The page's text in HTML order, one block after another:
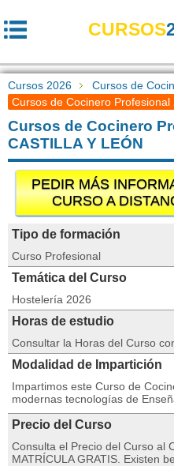
CURSOS
Cursos 2026
Cursos de
Cursos de Cocinero
Cursos de Cocinero
CASTILLA Y LEÓN
PEDIR MÁS
CURSO A
Tipo de formación
Curso Profesional
Temática del Curso
Hostelería 2026
Horas de estudio
Consultar la Horas del Curso
Modalidad de Impartición
Impartimos este Curso de
modernas tecnologías de
Precio del Curso
Consulta el Precio del Curso al
MATRÍCULA GRATIS. Existen